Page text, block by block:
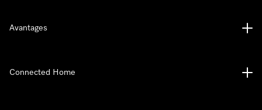
Avantages
Connected Home